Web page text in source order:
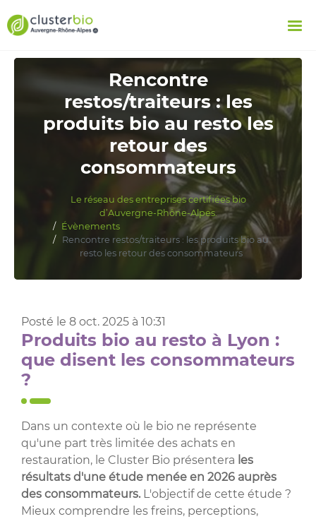
Rencontre
restos/traiteurs : les
produits bio au resto les
retour des
consommateurs
Le réseau des entreprises certifiées bio
d’Auvergne-Rhône-Alpes.
Évènements
Rencontre restos/traiteurs : les produits bio au
resto les retour des consommateurs
Posté le 8 oct. 2025 à 10:31
Produits bio au resto à Lyon :
que disent les consommateurs
?
Dans un contexte où le bio ne représente
qu'une part très limitée des achats en
restauration, le Cluster Bio présentera les
résultats d'une étude menée en 2026 auprès
des consommateurs. L'objectif de cette étude ?
Mieux comprendre les freins, perceptions,